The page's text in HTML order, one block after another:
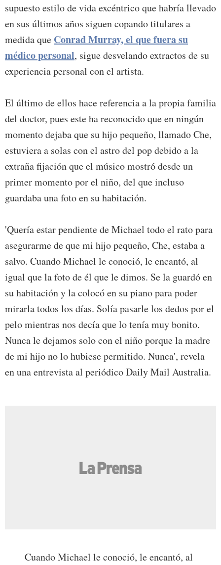
supuesto estilo de vida excéntrico que habría llevado
en sus últimos años siguen copando titulares a
medida que Conrad Murray, el que fuera su
médico personal, sigue desvelando extractos de su
experiencia personal con el artista.
El último de ellos hace referencia a la propia familia
del doctor, pues este ha reconocido que en ningún
momento dejaba que su hijo pequeño, llamado Che,
estuviera a solas con el astro del pop debido a la
extraña fijación que el músico mostró desde un
primer momento por el niño, del que incluso
guardaba una foto en su habitación.
'Quería estar pendiente de Michael todo el rato para
asegurarme de que mi hijo pequeño, Che, estaba a
salvo. Cuando Michael le conoció, le encantó, al
igual que la foto de él que le dimos. Se la guardó en
su habitación y la colocó en su piano para poder
mirarla todos los días. Solía pasarle los dedos por el
pelo mientras nos decía que lo tenía muy bonito.
Nunca le dejamos solo con el niño porque la madre
de mi hijo no lo hubiese permitido. Nunca', revela
en una entrevista al periódico Daily Mail Australia.
Cuando Michael le conoció, le encantó, al